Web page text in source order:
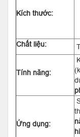
Kích thước:
Chất liệu:
Tính năng:
Ứng dụng: